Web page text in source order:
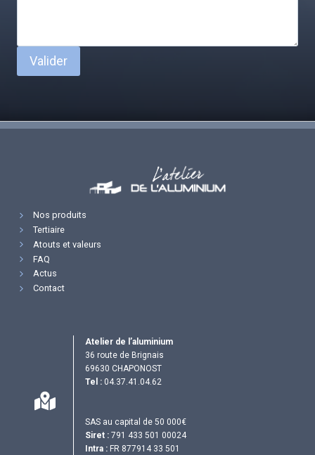
Valider
Nos produits
Tertiaire
Atouts et valeurs
FAQ
Actus
Contact
Atelier de l’aluminium
36 route de Brignais
69630 CHAPONOST
Tel : 04.37.41.04.62
SAS au capital de 50 000€
Siret : 791 433 501 00024
Intra : FR 877914 33 501